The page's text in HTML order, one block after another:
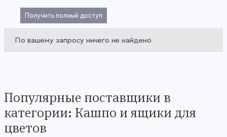
Получить полный доступ
По вашему запросу ничего не найдено
Популярные поставщики в
категории: Кашпо и ящики для
цветов